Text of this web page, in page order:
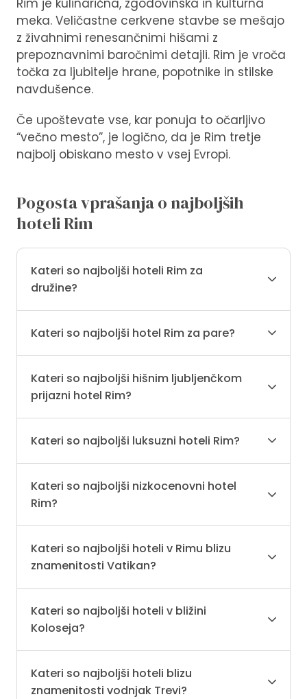
meka. Veličastne cerkvene stavbe se mešajo
z živahnimi renesančnimi hišami z
prepoznavnimi baročnimi detajli. Rim je vroča
točka za ljubitelje hrane, popotnike in stilske
navdušence.
Če upoštevate vse, kar ponuja to očarljivo
“večno mesto”, je logično, da je Rim tretje
najbolj obiskano mesto v vsej Evropi.
Pogosta vprašanja o najboljših
hoteli Rim
Kateri so najboljši hoteli Rim za
družine?
Kateri so najboljši hotel Rim za pare?
Kateri so najboljši hišnim ljubljenčkom
prijazni hotel Rim?
Kateri so najboljši luksuzni hoteli Rim?
Kateri so najboljši nizkocenovni hotel
Rim?
Kateri so najboljši hoteli v Rimu blizu
znamenitosti Vatikan?
Kateri so najboljši hoteli v bližini
Koloseja?
Kateri so najboljši hoteli blizu
znamenitosti vodnjak Trevi?